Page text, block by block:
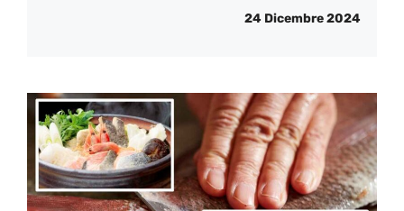
24 Dicembre 2024